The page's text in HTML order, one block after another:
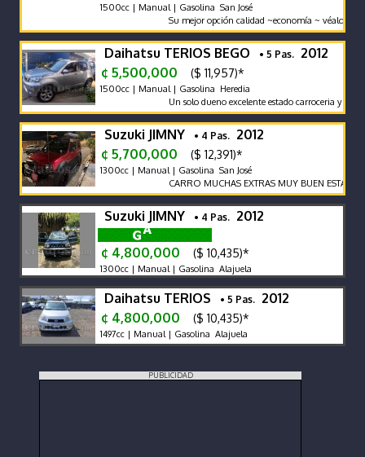
1500cc | Manual | Gasolina San José
Su mejor opción calidad ~economía ~ véalo y
Daihatsu TERIOS BEGO • 5 Pas. 2012
¢ 5,500,000
($ 11,957)*
1500cc | Manual | Gasolina Heredia
Un solo dueno excelente estado carroceria y motor
Suzuki JIMNY • 4 Pas. 2012
¢ 5,700,000
($ 12,391)*
1300cc | Manual | Gasolina San José
CARRO MUCHAS EXTRAS MUY BUEN ESTADO
Suzuki JIMNY • 4 Pas. 2012
¢ 4,800,000 ($ 10,435)*
1300cc | Manual | Gasolina Alajuela
Daihatsu TERIOS • 5 Pas. 2012
¢ 4,800,000
($ 10,435)*
1497cc | Manual | Gasolina Alajuela
PUBLICIDAD